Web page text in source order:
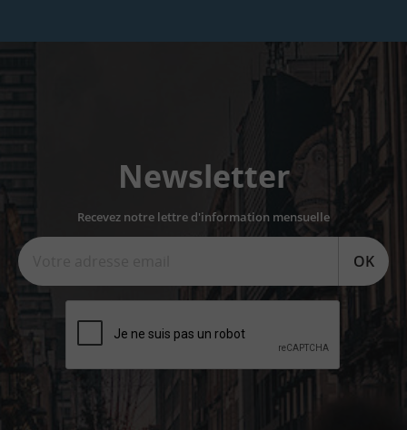
Newsletter
Recevez notre lettre d'information mensuelle
OK